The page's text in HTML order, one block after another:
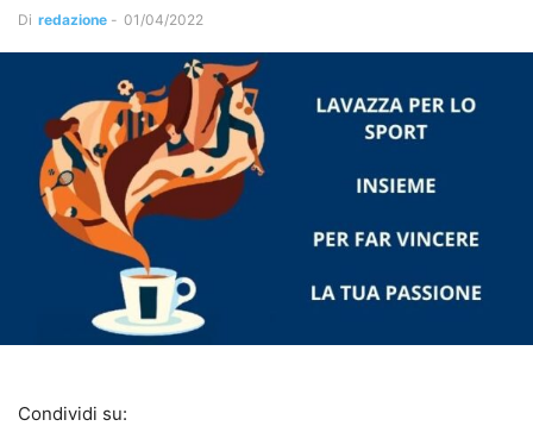
Di redazione - 01/04/2022
Condividi su: